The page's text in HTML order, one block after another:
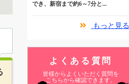
でき、新宿まで約6～7分と...
もっと見る
よくある質問
皆様からよくいただく質問を
こちらから確認できます。